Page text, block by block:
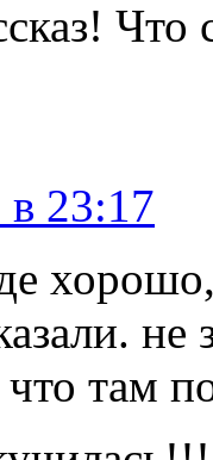
Что
23:17
там